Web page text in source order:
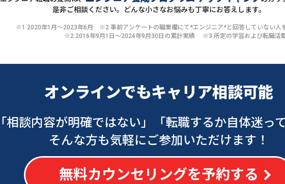
是非ご相談ください。どんな小さなお悩みも丁寧にお答えします。
※1 2020年1月〜2023年6月 ※2 事前アンケートの職業欄にて*エンジニア*と回答していない人を
※2 2016年9月1日〜2024年9月30日の累計実績 ※3 所定の学習および転職活
オンラインでもキャリア相談可能
「相談内容が明確ではない」
「転職するか自体迷っ
そんな方も気軽にご参加いただけます！
無料カウンセリングを予約する